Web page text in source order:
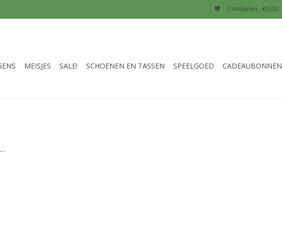
0 Artikelen - €0,00
MEISJES SALE! SCHOENEN EN TASSEN SPEELGOED CADEAUBONNEN